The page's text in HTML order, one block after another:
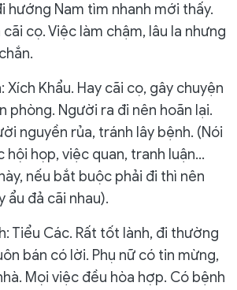
hướng Nam tìm nhanh mới thấy.
cọ. Việc làm chậm, lâu la nhưng
Xích Khẩu. Hay cãi cọ, gây chuyện
phòng. Người ra đi nên hoãn lại.
nguyền rủa, tránh lây bệnh. (Nói
hội họp, việc quan, tranh luận…
nếu bắt buộc phải đi thì nên
ẩu đả cãi nhau).
Tiểu Các. Rất tốt lành, đi thường
bán có lời. Phụ nữ có tin mừng,
Mọi việc đều hòa hợp. Có bệnh